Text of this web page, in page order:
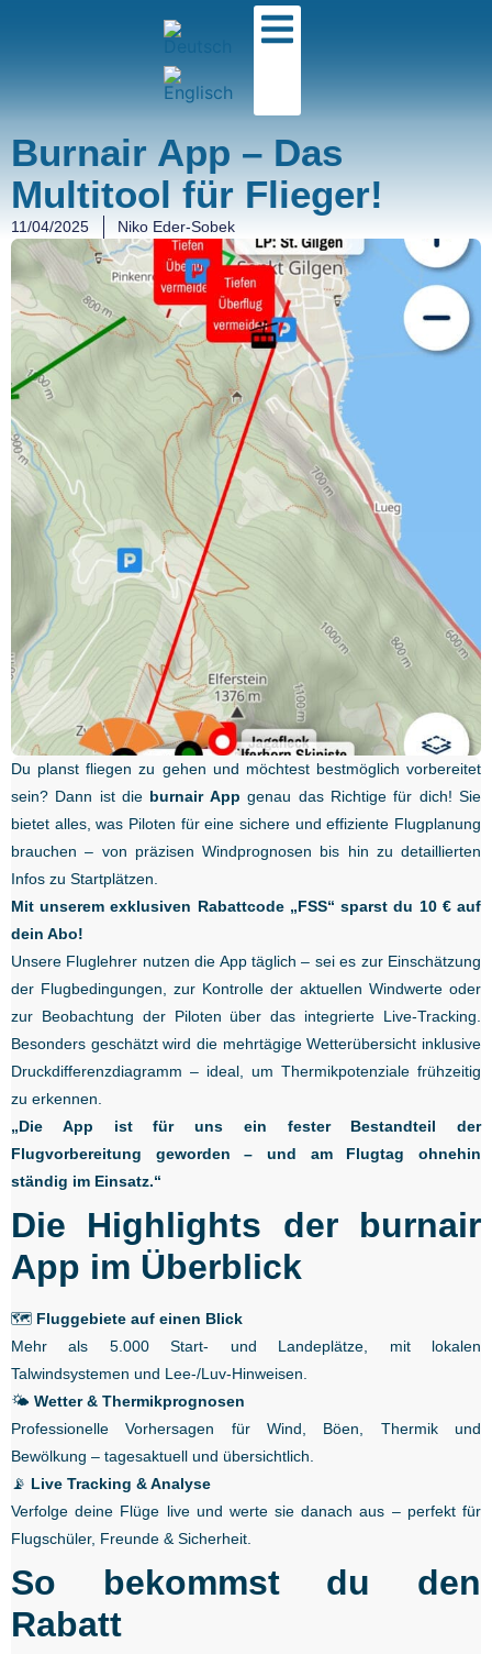
Burnair App – Das
Multitool für Flieger!
11/04/2025 Niko Eder-Sobek
Du planst fliegen zu gehen und möchtest bestmöglich vorbereitet
sein? Dann ist die burnair App genau das Richtige für dich! Sie
bietet alles, was Piloten für eine sichere und effiziente Flugplanung
brauchen – von präzisen Windprognosen bis hin zu detaillierten
Infos zu Startplätzen.
Mit unserem exklusiven Rabattcode „FSS“ sparst du 10 € auf
dein Abo!
Unsere Fluglehrer nutzen die App täglich – sei es zur Einschätzung
der Flugbedingungen, zur Kontrolle der aktuellen Windwerte oder
zur Beobachtung der Piloten über das integrierte Live-Tracking.
Besonders geschätzt wird die mehrtägige Wetterübersicht inklusive
Druckdifferenzdiagramm – ideal, um Thermikpotenziale frühzeitig
zu erkennen.
„Die App ist für uns ein fester Bestandteil der
Flugvorbereitung geworden – und am Flugtag ohnehin
ständig im Einsatz.“
Die Highlights der burnair
App im Überblick
🗺️ Fluggebiete auf einen Blick
Mehr als 5.000 Start- und Landeplätze, mit lokalen
Talwindsystemen und Lee-/Luv-Hinweisen.
🌤️ Wetter & Thermikprognosen
Professionelle Vorhersagen für Wind, Böen, Thermik und
Bewölkung – tagesaktuell und übersichtlich.
📡 Live Tracking & Analyse
Verfolge deine Flüge live und werte sie danach aus – perfekt für
Flugschüler, Freunde & Sicherheit.
So bekommst du den
Rabatt